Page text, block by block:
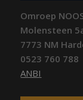
Omroep
Molensteen
7773 NM
0523 760 788
ANBI